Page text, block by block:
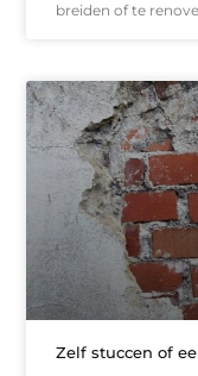
breiden of te
Zelf stuccen of